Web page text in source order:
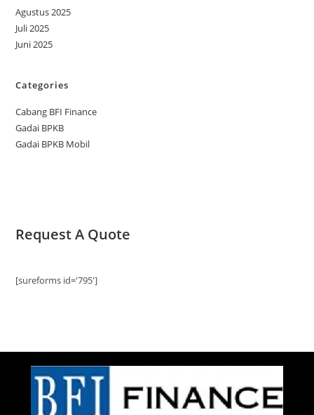
Agustus 2025
Juli 2025
Juni 2025
Categories
Cabang BFI Finance
Gadai BPKB
Gadai BPKB Mobil
Request A Quote
[sureforms id='795']